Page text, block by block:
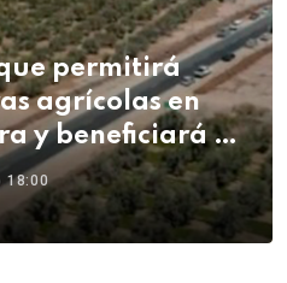
permitirá
agrícolas en
y beneficiará a
18:00